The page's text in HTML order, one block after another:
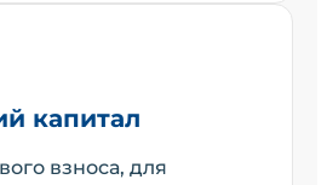
капитал
взноса, для